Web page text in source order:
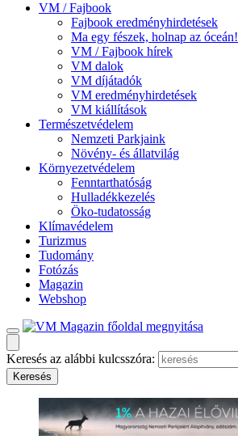
VM / Fajbook
Fajbook eredményhirdetések
Ma egy fészek, holnap az óceán!
VM / Fajbook hírek
VM dalok
VM díjátadók
VM eredményhirdetések
VM kiállítások
Természetvédelem
Nemzeti Parkjaink
Növény- és állatvilág
Környezetvédelem
Fenntarthatóság
Hulladékkezelés
Öko-tudatosság
Klímavédelem
Turizmus
Tudomány
Fotózás
Magazin
Webshop
Keresés az alábbi kulcsszóra: